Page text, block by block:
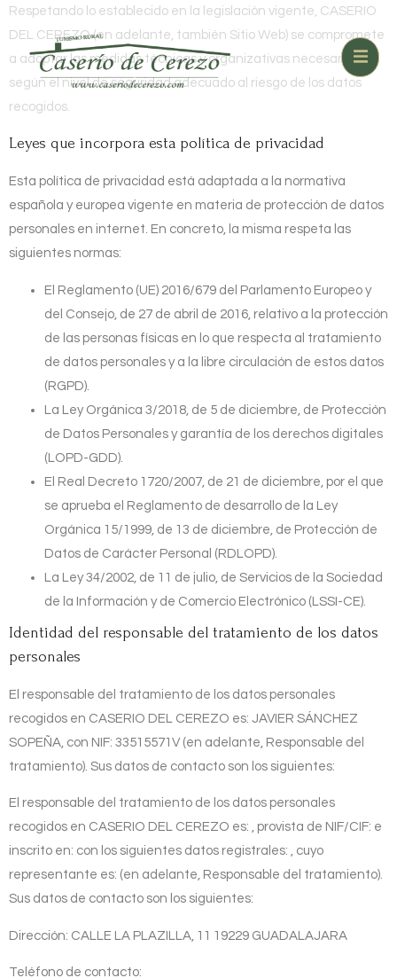
Respetando lo establecido en la legislación vigente, CASERIO
DEL CEREZO(en adelante, también Sitio Web) se compromete
a adoptar las medidas técnicas y organizativas necesarias,
según el nivel de seguridad adecuado al riesgo de los datos
recogidos.
Leyes que incorpora esta política de privacidad
Esta política de privacidad está adaptada a la normativa
española y europea vigente en materia de protección de datos
personales en internet. En concreto, la misma respeta las
siguientes normas:
El Reglamento (UE) 2016/679 del Parlamento Europeo y
del Consejo, de 27 de abril de 2016, relativo a la protección
de las personas físicas en lo que respecta al tratamiento
de datos personales y a la libre circulación de estos datos
(RGPD).
La Ley Orgánica 3/2018, de 5 de diciembre, de Protección
de Datos Personales y garantía de los derechos digitales
(LOPD-GDD).
El Real Decreto 1720/2007, de 21 de diciembre, por el que
se aprueba el Reglamento de desarrollo de la Ley
Orgánica 15/1999, de 13 de diciembre, de Protección de
Datos de Carácter Personal (RDLOPD).
La Ley 34/2002, de 11 de julio, de Servicios de la Sociedad
de la Información y de Comercio Electrónico (LSSI-CE).
Identidad del responsable del tratamiento de los datos
personales
El responsable del tratamiento de los datos personales
recogidos en CASERIO DEL CEREZO es: JAVIER SÁNCHEZ
SOPEÑA , con NIF: 33515571V (en adelante, Responsable del
tratamiento). Sus datos de contacto son los siguientes:
El responsable del tratamiento de los datos personales
recogidos en CASERIO DEL CEREZO es: , provista de NIF/CIF: e
inscrito en: con los siguientes datos registrales: , cuyo
representante es: (en adelante, Responsable del tratamiento).
Sus datos de contacto son los siguientes:
Dirección: CALLE LA PLAZILLA, 11 19229 GUADALAJARA
Teléfono de contacto: